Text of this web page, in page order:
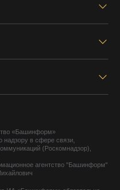
«Башинформ»
надзору в сфере связи,
(Роскомнадзор),
агентство "Башинформ"